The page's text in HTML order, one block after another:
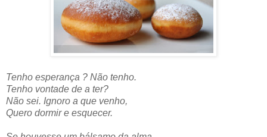
Tenho esperança ? Não tenho.
Tenho vontade de a ter?
Não sei. Ignoro a que venho,
Quero dormir e esquecer.